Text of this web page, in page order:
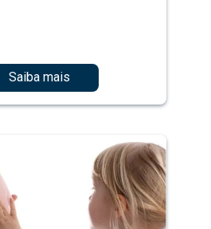
Saiba mais